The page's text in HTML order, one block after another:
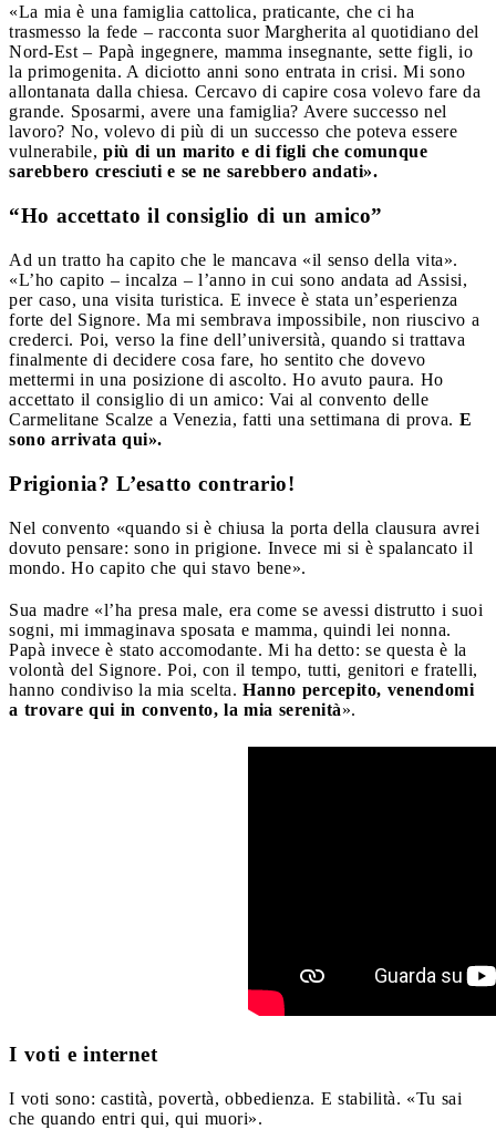
«La mia è una famiglia cattolica, praticante, che ci ha
trasmesso la fede – racconta suor Margherita al quotidiano del
Nord-Est – Papà ingegnere, mamma insegnante, sette figli, io
la primogenita. A diciotto anni sono entrata in crisi. Mi sono
allontanata dalla chiesa. Cercavo di capire cosa volevo fare da
grande. Sposarmi, avere una famiglia? Avere successo nel
lavoro? No, volevo di più di un successo che poteva essere
vulnerabile, più di un marito e di figli che comunque
sarebbero cresciuti e se ne sarebbero andati».
“Ho accettato il consiglio di un amico”
Ad un tratto ha capito che le mancava «il senso della vita».
«L’ho capito – incalza – l’anno in cui sono andata ad Assisi,
per caso, una visita turistica. E invece è stata un’esperienza
forte del Signore. Ma mi sembrava impossibile, non riuscivo a
crederci. Poi, verso la fine dell’università, quando si trattava
finalmente di decidere cosa fare, ho sentito che dovevo
mettermi in una posizione di ascolto. Ho avuto paura. Ho
accettato il consiglio di un amico: Vai al convento delle
Carmelitane Scalze a Venezia, fatti una settimana di prova. E
sono arrivata qui».
Prigionia? L’esatto contrario!
Nel convento «quando si è chiusa la porta della clausura avrei
dovuto pensare: sono in prigione. Invece mi si è spalancato il
mondo. Ho capito che qui stavo bene».
Sua madre «l’ha presa male, era come se avessi distrutto i suoi
sogni, mi immaginava sposata e mamma, quindi lei nonna.
Papà invece è stato accomodante. Mi ha detto: se questa è la
volontà del Signore. Poi, con il tempo, tutti, genitori e fratelli,
hanno condiviso la mia scelta. Hanno percepito, venendomi
a trovare qui in convento, la mia serenità».
I voti e internet
I voti sono: castità, povertà, obbedienza. E stabilità. «Tu sai
che quando entri qui, qui muori».